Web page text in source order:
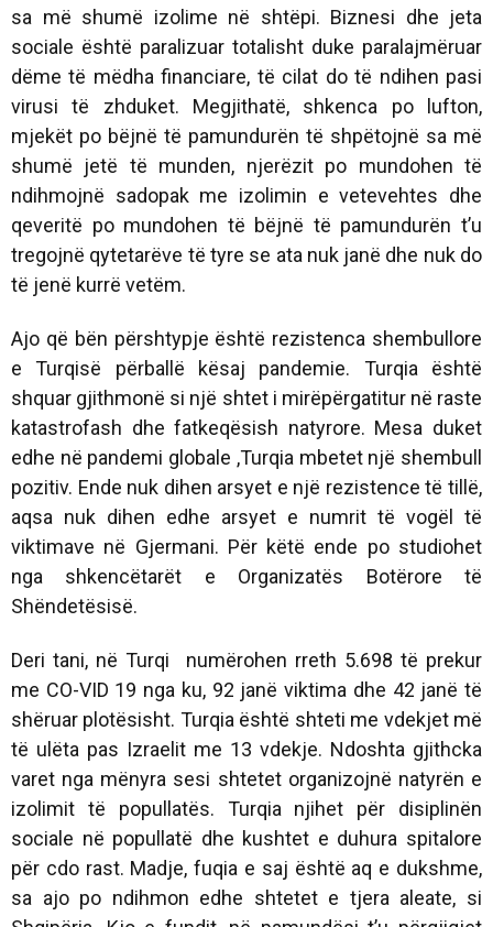
sa më shumë izolime në shtëpi. Biznesi dhe jeta
sociale është paralizuar totalisht duke paralajmëruar
dëme të mëdha financiare, të cilat do të ndihen pasi
virusi të zhduket. Megjithatë, shkenca po lufton,
mjekët po bëjnë të pamundurën të shpëtojnë sa më
shumë jetë të munden, njerëzit po mundohen të
ndihmojnë sadopak me izolimin e vetevehtes dhe
qeveritë po mundohen të bëjnë të pamundurën t’u
tregojnë qytetarëve të tyre se ata nuk janë dhe nuk do
të jenë kurrë vetëm.
Ajo që bën përshtypje është rezistenca shembullore
e Turqisë përballë kësaj pandemie. Turqia është
shquar gjithmonë si një shtet i mirëpërgatitur në raste
katastrofash dhe fatkeqësish natyrore. Mesa duket
edhe në pandemi globale ,Turqia mbetet një shembull
pozitiv. Ende nuk dihen arsyet e një rezistence të tillë,
aqsa nuk dihen edhe arsyet e numrit të vogël të
viktimave në Gjermani. Për këtë ende po studiohet
nga shkencëtarët e Organizatës Botërore të
Shëndetësisë.
Deri tani, në Turqi numërohen rreth 5.698 të prekur
me CO-VID 19 nga ku, 92 janë viktima dhe 42 janë të
shëruar plotësisht. Turqia është shteti me vdekjet më
të ulëta pas Izraelit me 13 vdekje. Ndoshta gjithcka
varet nga mënyra sesi shtetet organizojnë natyrën e
izolimit të popullatës. Turqia njihet për disiplinën
sociale në popullatë dhe kushtet e duhura spitalore
për cdo rast. Madje, fuqia e saj është aq e dukshme,
sa ajo po ndihmon edhe shtetet e tjera aleate, si